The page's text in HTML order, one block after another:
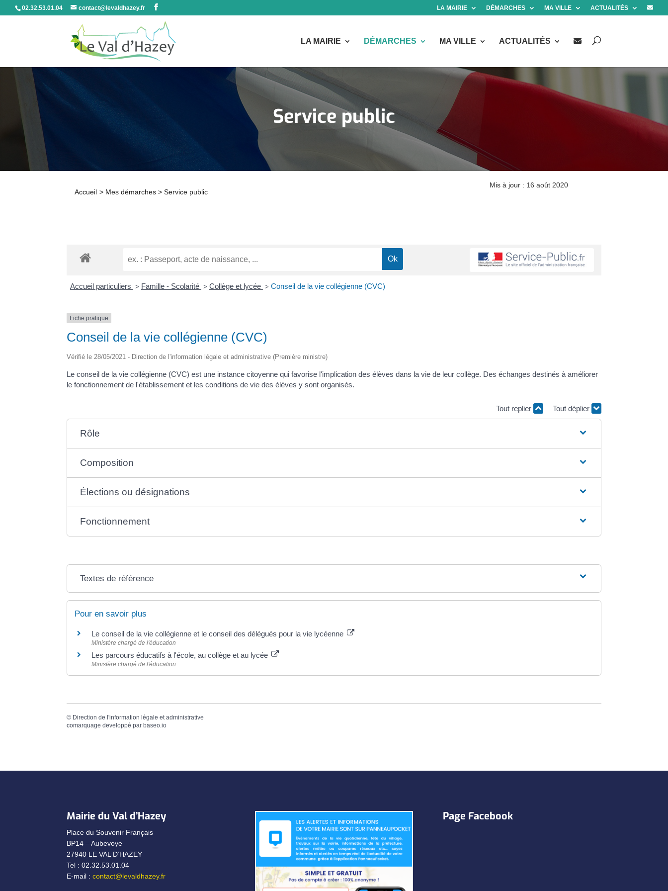
02.32.53.01.04 contact@levaldhazey.fr LA MAIRIE DÉMARCHES MA VILLE ACTUALITÉS
LA MAIRIE DÉMARCHES MA VILLE ACTUALITÉS
Service public
Accueil > Mes démarches > Service public
Mis à jour : 16 août 2020
Accueil particuliers > Famille - Scolarité > Collège et lycée > Conseil de la vie collégienne (CVC)
Fiche pratique
Conseil de la vie collégienne (CVC)
Vérifié le 28/05/2021 - Direction de l'information légale et administrative (Première ministre)
Le conseil de la vie collégienne (CVC) est une instance citoyenne qui favorise l'implication des élèves dans la vie de leur collège. Des échanges destinés à améliorer
le fonctionnement de l'établissement et les conditions de vie des élèves y sont organisés.
Tout replier Tout déplier
Rôle
Composition
Élections ou désignations
Fonctionnement
Textes de référence
Pour en savoir plus
Le conseil de la vie collégienne et le conseil des délégués pour la vie lycéenne
Ministère chargé de l'éducation
Les parcours éducatifs à l'école, au collège et au lycée
Ministère chargé de l'éducation
© Direction de l'information légale et administrative
comarquage developpé par baseo.io
Mairie du Val d’Hazey
Place du Souvenir Français
BP14 – Aubevoye
27940 LE VAL D’HAZEY
Tel : 02.32.53.01.04
E-mail :contact@levaldhazey.fr
Page Facebook